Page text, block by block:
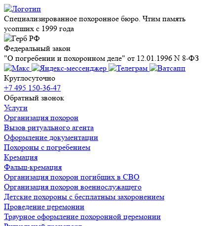
Специализированное похоронное бюро. Чтим память
усопших с 1999 года
Федеральный закон
"О погребении и похоронном деле" от 12.01.1996 N 8-ФЗ
Круглосуточно
+7 495 150-36-47
Обратный звонок
Услуги
Организация похорон
Вызов ритуального агента
Оформление документации
Похороны с погребением
Кремация
Фальш-кремация
Организация похорон погибших в СВО
Организация похорон военнослужащего
Детские похороны с бесплатным захоронением
Проведение церемонии
Траурное оформление похоронной церемонии